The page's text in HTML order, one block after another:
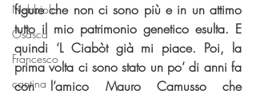
Nebbiolo
Osasca
Francesco
cantina
figure che non ci sono più e in un attimo
tutto il mio patrimonio genetico esulta. E
quindi ‘L Ciabòt già mi piace. Poi, la
prima volta ci sono stato un po’ di anni fa
con l’amico Mauro Camusso che